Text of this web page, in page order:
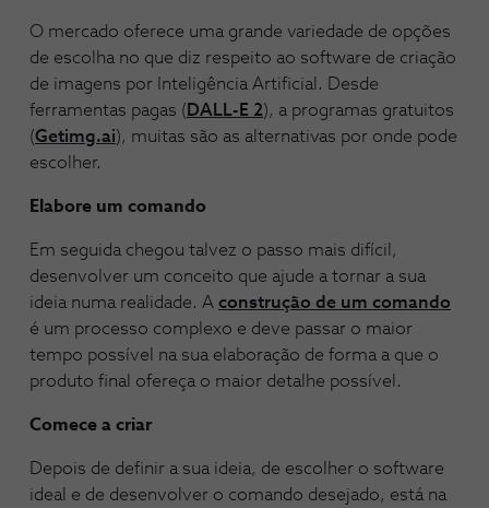
O mercado oferece uma grande variedade de opções
de escolha no que diz respeito ao software de criação
de imagens por Inteligência Artificial. Desde
ferramentas pagas ( DALL-E 2), a programas gratuitos
(Getimg.ai), muitas são as alternativas por onde pode
escolher.
Elabore um comando
Em seguida chegou talvez o passo mais difícil,
desenvolver um conceito que ajude a tornar a sua
ideia numa realidade. A construção de um comando
é um processo complexo e deve passar o maior
tempo possível na sua elaboração de forma a que o
produto final ofereça o maior detalhe possível.
Comece a criar
Depois de definir a sua ideia, de escolher o software
ideal e de desenvolver o comando desejado, está na